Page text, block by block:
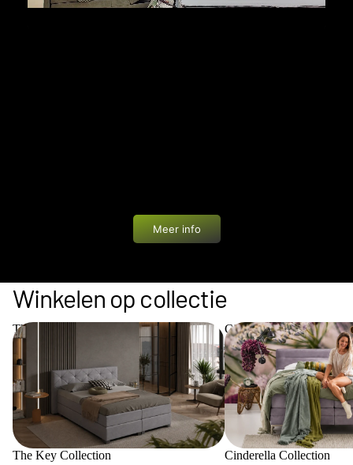
Meer info
Winkelen op collectie
The Key Collection
The Key Collection
Cinderella Collection
Cinderella Collection